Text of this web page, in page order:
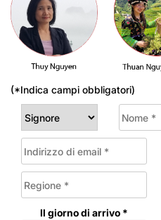
(*Indica campi obbligatori)
Il giorno di arrivo *